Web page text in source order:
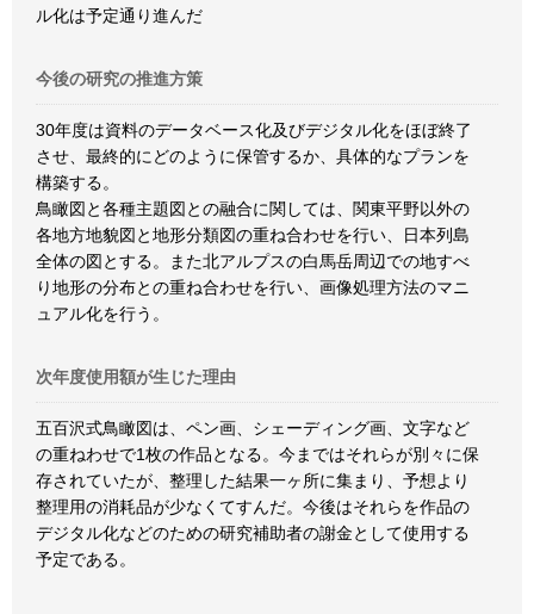
ル化は予定通り進んだ
今後の研究の推進方策
30年度は資料のデータベース化及びデジタル化をほぼ終了
させ、最終的にどのように保管するか、具体的なプランを
構築する。
鳥瞰図と各種主題図との融合に関しては、関東平野以外の
各地方地貌図と地形分類図の重ね合わせを行い、日本列島
全体の図とする。また北アルプスの白馬岳周辺での地すべ
り地形の分布との重ね合わせを行い、画像処理方法のマニ
ュアル化を行う。
次年度使用額が生じた理由
五百沢式鳥瞰図は、ペン画、シェーディング画、文字など
の重ねわせで1枚の作品となる。今まではそれらが別々に保
存されていたが、整理した結果一ヶ所に集まり、予想より
整理用の消耗品が少なくてすんだ。今後はそれらを作品の
デジタル化などのための研究補助者の謝金として使用する
予定である。